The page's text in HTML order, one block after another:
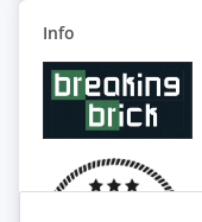
Info